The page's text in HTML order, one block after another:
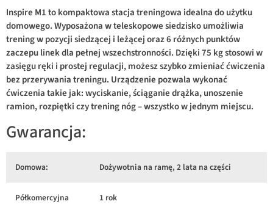
Inspire M1 to kompaktowa stacja treningowa idealna do użytku
domowego. Wyposażona w teleskopowe siedzisko umożliwia
trening w pozycji siedzącej i leżącej oraz 6 różnych punktów
zaczepu linek dla pełnej wszechstronności. Dzięki 75 kg stosowi w
zasięgu ręki i prostej regulacji, możesz szybko zmieniać ćwiczenia
bez przerywania treningu. Urządzenie pozwala wykonać
ćwiczenia takie jak: wyciskanie, ściąganie drążka, unoszenie
ramion, rozpiętki czy trening nóg – wszystko w jednym miejscu.
Gwarancja:
Domowa: Dożywotnia na ramę, 2 lata na części
Półkomercyjna 1 rok